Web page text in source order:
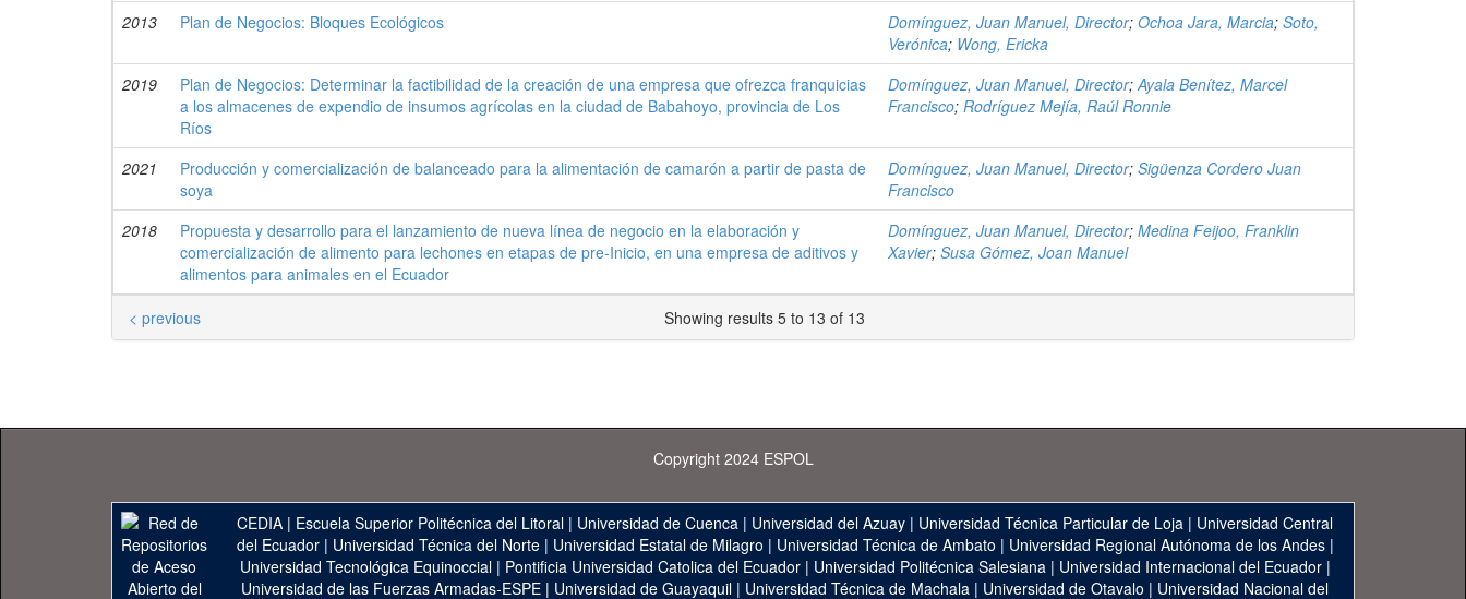
2013
Plan de Negocios: Bloques Ecológicos Domínguez, Juan Manuel, Director; Ochoa Jara, Marcia; Soto,
Verónica; Wong, Ericka
2019
Plan de Negocios: Determinar la factibilidad de la creación de una empresa que ofrezca franquicias
a los almacenes de expendio de insumos agrícolas en la ciudad de Babahoyo, provincia de Los
Ríos
Domínguez, Juan Manuel, Director;Ayala Benítez, Marcel
Francisco; Rodríguez Mejía, Raúl Ronnie
2021
Producción y comercialización de balanceado para la alimentación de camarón a partir de pasta de
soya
Domínguez, Juan Manuel, Director; Sigüenza Cordero Juan
Francisco
2018
Propuesta y desarrollo para el lanzamiento de nueva línea de negocio en la elaboración y
comercialización de alimento para lechones en etapas de pre-Inicio, en una empresa de aditivos y
alimentos para animales en el Ecuador
Domínguez, Juan Manuel, Director; Medina Feijoo, Franklin
Xavier; Susa Gómez, Joan Manuel
Showing results 5 to 13 of 13
< previous
Copyright 2024 ESPOL
CEDIA | Escuela Superior Politécnica del Litoral | Universidad de Cuenca | Universidad del Azuay | Universidad Técnica Particular de Loja | Universidad Central
del Ecuador| Universidad Técnica del Norte| Universidad Estatal de Milagro | Universidad Técnica de Ambato | Universidad Regional Autónoma de los Andes|
Universidad Tecnológica Equinoccial| Pontificia Universidad Catolica del Ecuador| Universidad Politécnica Salesiana| Universidad Internacional del Ecuador|
Universidad de las Fuerzas Armadas-ESPE | Universidad de Guayaquil | Universidad Técnica de Machala | Universidad de Otavalo | Universidad Nacional del